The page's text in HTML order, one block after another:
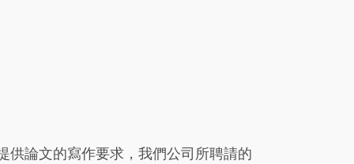
供論文的寫作要求，我們公司所聘請的